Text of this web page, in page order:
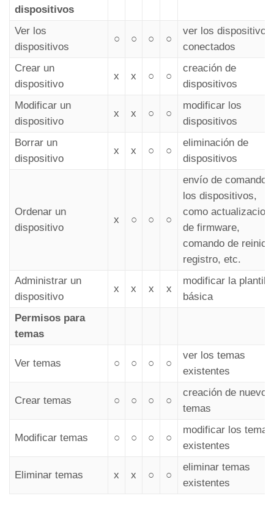
dispositivos
Ver los
dispositivos
○ ○ ○ ○
ver los dispositivos
conectados
Crear un
dispositivo
x x ○ ○
creación de
dispositivos
Modificar un
dispositivo
x x ○ ○
modificar los
dispositivos
Borrar un
dispositivo
x x ○ ○
eliminación de
dispositivos
Ordenar un
dispositivo
x ○ ○ ○
envío de
los dispositivos,
como
de firmware,
comando de
registro, etc.
Administrar un
dispositivo
x x x x
modificar la plantilla
básica
Permisos para
temas
Ver temas ○ ○ ○ ○
ver los temas
existentes
Crear temas ○ ○ ○ ○
creación de nuevos
temas
Modificar temas ○ ○ ○ ○
modificar los temas
existentes
Eliminar temas x x ○ ○
eliminar temas
existentes